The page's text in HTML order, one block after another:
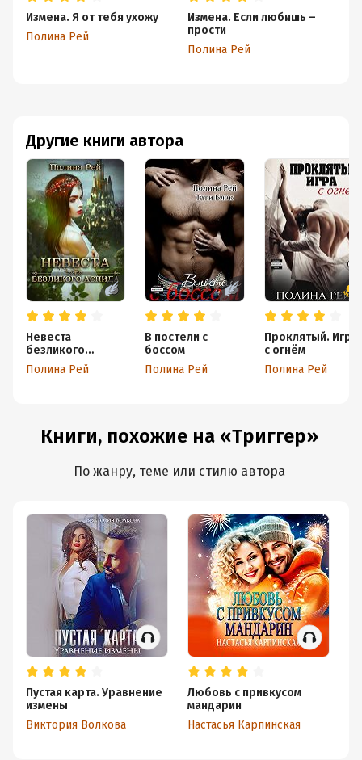
Другие книги автора
Невеста
безликого
Аспида
Полина Рей
В постели с
боссом
Полина Рей
Проклятый. Игра
с огнём
Полина Рей
Измена. Я от тебя ухожу
Полина Рей
Измена. Если любишь –
прости
Полина Рей
Книги, похожие на «Триггер»
По жанру, теме или стилю автора
Пустая карта. Уравнение
измены
Виктория Волкова
Любовь с привкусом
мандарин
Настасья Карпинская